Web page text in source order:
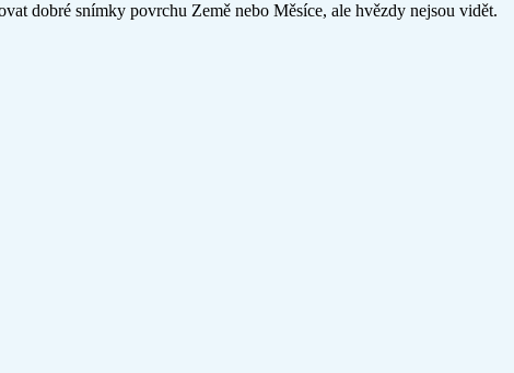
dobré snímky povrchu Země nebo Měsíce, ale hvězdy nejsou vidět.